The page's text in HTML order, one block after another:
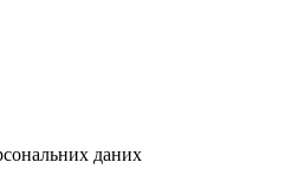
даних